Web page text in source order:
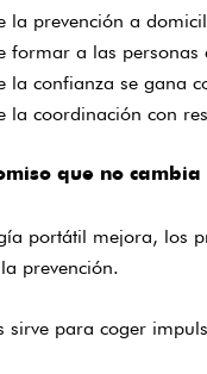
la prevención a
formar a las personas
la confianza se gana
la coordinación con
que no cambia
portátil mejora, los
prevención.
sirve para coger